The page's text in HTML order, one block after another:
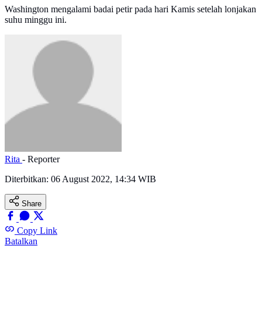
Washington mengalami badai petir pada hari Kamis setelah lonjakan
suhu minggu ini.
Rita - Reporter
Diterbitkan: 06 August 2022, 14:34 WIB
Share
Copy Link
Batalkan